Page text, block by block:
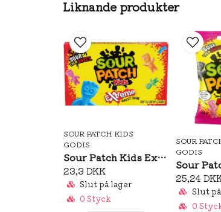
Liknande produkter
SOUR PATCH KIDS
GODIS
Sour Patch Kids Extreme Theatre Box 99g
23,3 DKK
Slut på lager
0 Styck
SOUR
GODIS
25,24
Slut
0